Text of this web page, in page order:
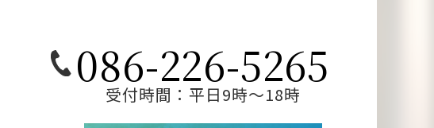
086-226-5265
受付時間：平日9時～18時